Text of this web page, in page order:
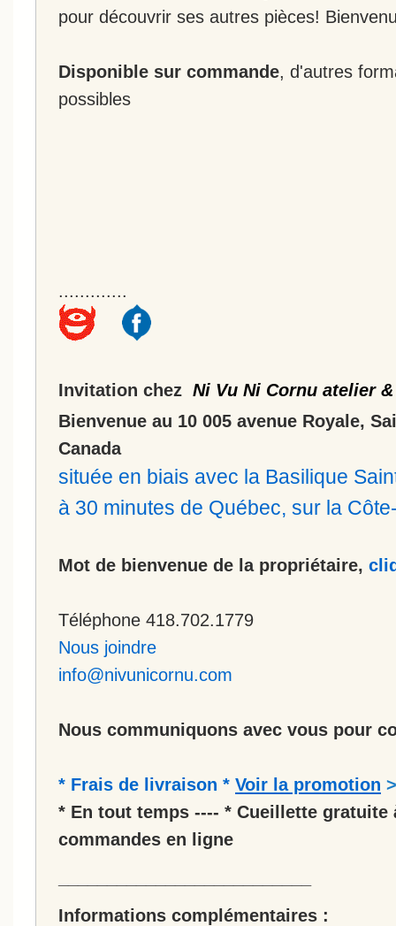
pour découvrir ses autres pièces!
Disponible sur commande, d'autres
possibles
.............
Invitation chez Ni Vu Ni Cornu atelier
Bienvenue au 10 005 avenue Royale,
Canada
située en biais avec la Basilique
à 30 minutes de Québec, sur la
Mot de bienvenue de la propriétaire,
Téléphone 418.702.1779
Nous joindre
info@nivunicornu.com
Nous communiquons avec vous pour
* Frais de livraison * Voir la promotion >
* En tout temps ---- * Cueillette gratuite
commandes en ligne
Informations complémentaires :